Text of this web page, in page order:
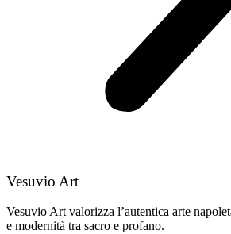
Vesuvio Art
Vesuvio Art valorizza l’autentica arte
e modernità tra sacro e profano.